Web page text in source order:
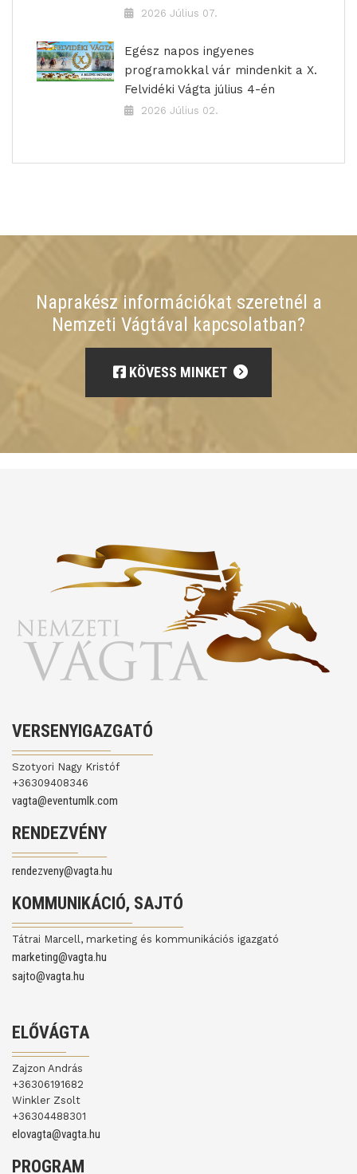
2026 Július 07.
Egész napos ingyenes
programokkal vár mindenkit a X.
Felvidéki Vágta július 4-én
2026 Július 02.
Naprakész információkat szeretnél a
Nemzeti Vágtával kapcsolatban?
KÖVESS MINKET
VERSENYIGAZGATÓ
Szotyori Nagy Kristóf
+36309408346
vagta@eventumlk.com
RENDEZVÉNY
rendezveny@vagta.hu
KOMMUNIKÁCIÓ, SAJTÓ
Tátrai Marcell, marketing és kommunikációs igazgató
marketing@vagta.hu
sajto@vagta.hu
ELŐVÁGTA
Zajzon András
+36306191682
Winkler Zsolt
+36304488301
elovagta@vagta.hu
PROGRAM